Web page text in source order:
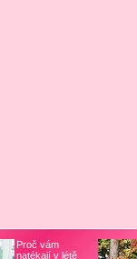
Proč vám
natékají v létě